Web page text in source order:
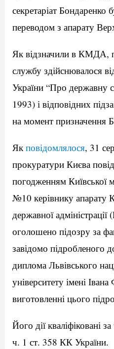
секретаріат Бондаренко
переводом з апарату
Як відзначили в КМДА,
службу здійснювалося
України “Про державну
1993) і відповідних
на момент призначення
Якповідомлялося, 31
прокуратури Києва
погодженням Київської
№10 керівнику апарату
державної
оголошено підозру за
завідомо підробленого
диплома Львівського
університету імені
виготовленні цього
Його дії кваліфіковані
ч. 1 ст. 358 КК України.